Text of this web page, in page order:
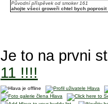
Původní příspěvek od smoker 161
ahojte všeci groweři chtel bych
Je to na prvni
11 !!!!